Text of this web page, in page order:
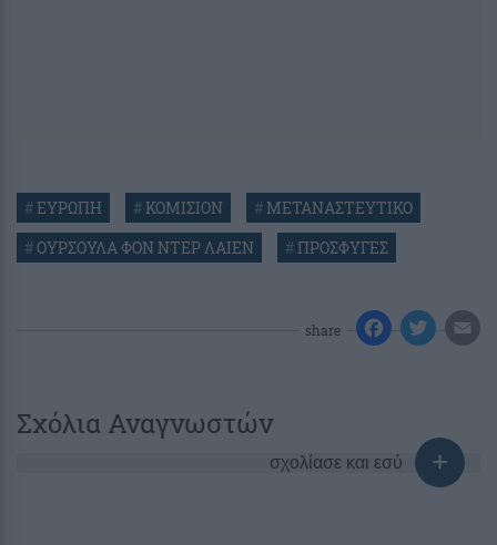
#ΕΥΡΩΠΗ #ΚΟΜΙΣΙΟΝ # ΜΕΤΑΝΑΣΤΕΥΤΙΚΟ
#ΟΥΡΣΟΥΛΑ ΦΟΝ ΝΤΕΡ ΛΑΙΕΝ #ΠΡΟΣΦΥΓΕΣ
share
Σχόλια Αναγνωστών
σχολίασε και εσύ